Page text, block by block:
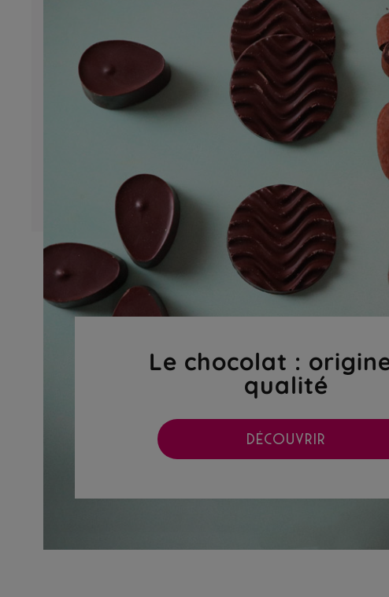
Le chocolat :
qualité
DÉCOUVRIR